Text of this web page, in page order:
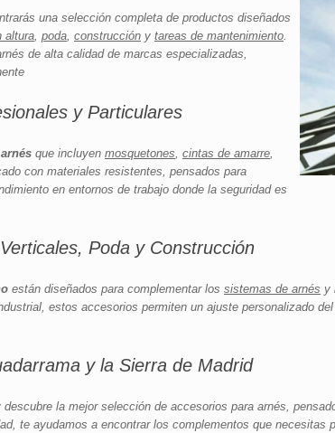
una selección completa de productos diseñados
altura poda construcción y tareas de mantenimiento
de alta calidad de marcas especializadas,
y Particulares
que incluyen mosquetones cintas de amarre
con materiales resistentes, pensados para
en entornos de trabajo donde la seguridad es
Poda y Construcción
están diseñados para complementar los sistemas de arnés y
estos accesorios permiten un ajuste personalizado
y la Sierra de Madrid
la mejor selección de accesorios para arnés,
te ayudamos a encontrar los complementos que necesitas